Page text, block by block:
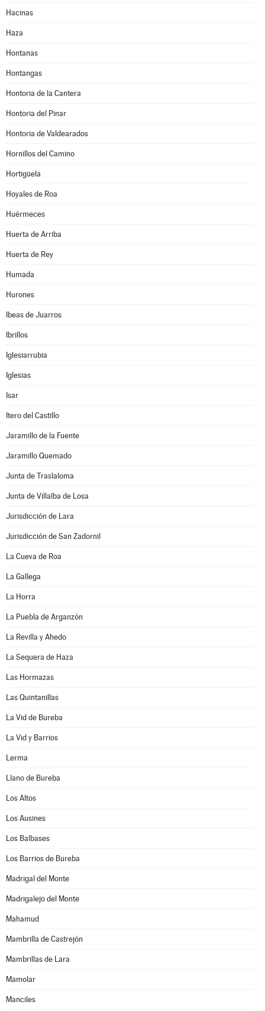
Hacinas
Haza
Hontanas
Hontangas
Hontoria de la Cantera
Hontoria del Pinar
Hontoria de Valdearados
Hornillos del Camino
Hortigüela
Hoyales de Roa
Huérmeces
Huerta de Arriba
Huerta de Rey
Humada
Hurones
Ibeas de Juarros
Ibrillos
Iglesiarrubia
Iglesias
Isar
Itero del Castillo
Jaramillo de la Fuente
Jaramillo Quemado
Junta de Traslaloma
Junta de Villalba de Losa
Jurisdicción de Lara
Jurisdicción de San Zadornil
La Cueva de Roa
La Gallega
La Horra
La Puebla de Arganzón
La Revilla y Ahedo
La Sequera de Haza
Las Hormazas
Las Quintanillas
La Vid de Bureba
La Vid y Barrios
Lerma
Llano de Bureba
Los Altos
Los Ausines
Los Balbases
Los Barrios de Bureba
Madrigal del Monte
Madrigalejo del Monte
Mahamud
Mambrilla de Castrejón
Mambrillas de Lara
Mamolar
Manciles